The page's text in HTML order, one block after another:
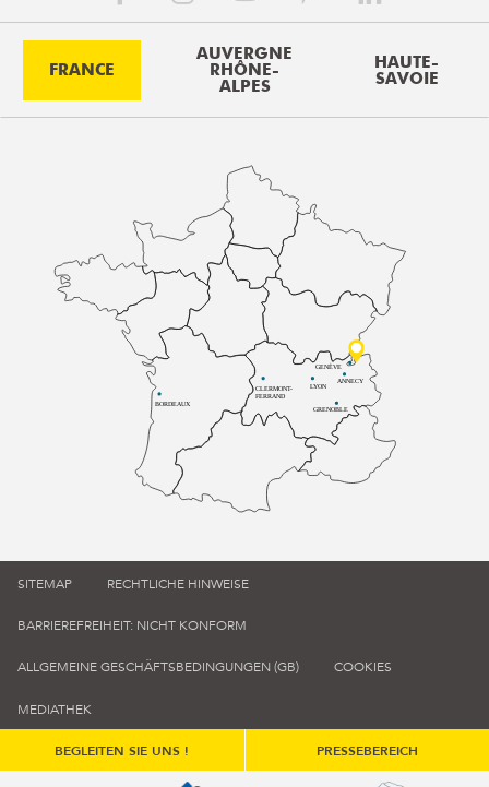
FRANCE
AUVERGNE
RHÔNE-
ALPES
HAUTE-
SAVOIE
BORDEAUX
CLERMONT-
FERRAND
LYON
ANNECY
GRENOBLE
GENÈVE
SITEMAP RECHTLICHE HINWEISE
BARRIEREFREIHEIT: NICHT KONFORM
ALLGEMEINE GESCHÄFTSBEDINGUNGEN (GB) COOKIES
MEDIATHEK
BEGLEITEN SIE UNS ! PRESSEBEREICH